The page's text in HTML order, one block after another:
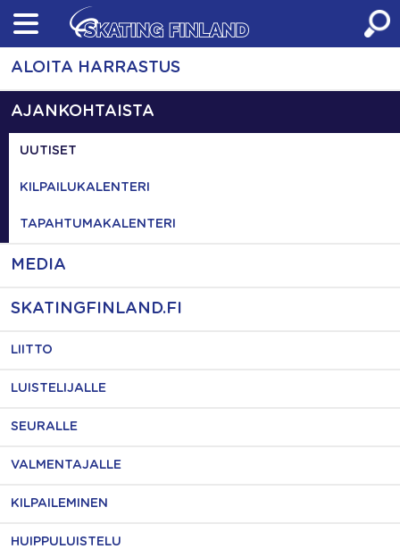
Skip
content
ALOITA HARRASTUS
AJANKOHTAISTA
UUTISET
KILPAILUKALENTERI
TAPAHTUMAKALENTERI
MEDIA
SKATINGFINLAND.FI
LIITTO
LUISTELIJALLE
SEURALLE
VALMENTAJALLE
KILPAILEMINEN
HUIPPULUISTELU